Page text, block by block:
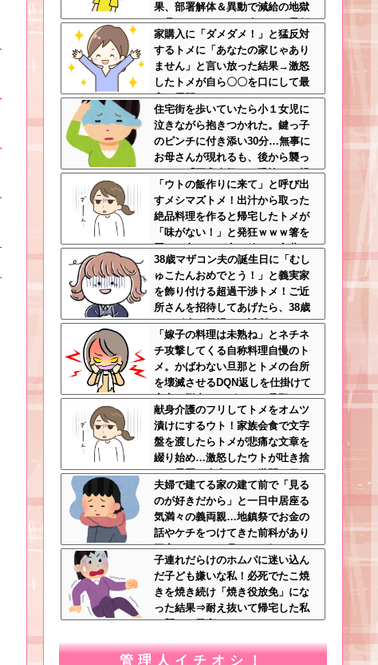
果、部署解体＆異動で減給の地獄
を見ることにｗｗ←人として最低
限の倫理観すら欠如してる
家購入に「ダメダメ！」と猛反対
するトメに「あなたの家じゃあり
ません」と言い放った結果→激怒
したトメが自ら〇〇を口にして最
高の展開へｗｗｗｗｗｗ
住宅街を歩いていたら小１女児に
泣きながら抱きつかれた。鍵っ子
のピンチに付き添い30分…無事に
お母さんが現れるも、後から襲っ
てきた「不審者扱いの恐怖」←親
切心が裏目に出るかもしれない世
の中怖すぎる
「ウトの飯作りに来て」と呼び出
すメシマズトメ！出汁から取った
絶品料理を作ると帰宅したトメが
「味がない！」と発狂ｗｗｗ箸を
置いた良ウトが言い放った言葉と
は←良ウトさんの神対応にスカッ
とする
38歳マザコン夫の誕生日に「むし
ゅこたんおめでとう！」と義実家
を飾り付ける超過干渉トメ！ご近
所さんを招待してあげたら、38歳
メタボ夫が登場して近所のおじい
さんが大爆発する事態に
「嫁子の料理は未熟ね」とネチネ
チ攻撃してくる自称料理自慢のト
メ。かばわない旦那とトメの台所
を壊滅させるDQN返しを仕掛けて
実家に脱出←かばわない旦那も一
緒に痛い目見ろ
献身介護のフリしてトメをオムツ
漬けにするウト！家族会食で文字
盤を渡したらトメが悲痛な文章を
綴り始め…激怒したウトが吐き捨
てた最悪の真実とは←世間の目し
か気にしてない最低旦那だった
夫婦で建てる家の建て前で「見る
のが好きだから」と一日中居座る
気満々の義両親…地鎮祭でお金の
話やケチをつけてきた前科があり
不安しかない←見るのが好きとか
完全に野次馬の思考
子連れだらけのホムパに迷い込ん
だ子ども嫌いな私！必死でたこ焼
きを焼き続け「焼き役放免」にな
った結果⇒耐え抜いて帰宅した私
を襲った異変ｗｗｗ←ストレスで3
管理人イチオシ！